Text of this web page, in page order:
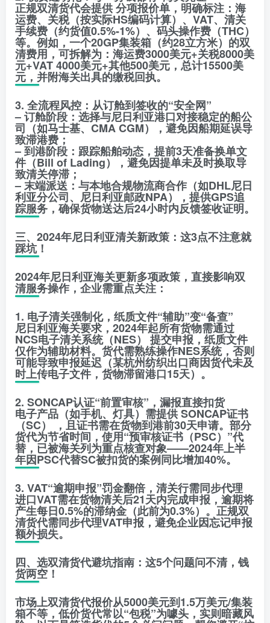
正规双清货代会提供 分项报价单，明确标注：海
运费、关税（按实际HS编码计算）、VAT、清关
手续费（约货值0.5%-1%）、码头操作费（THC）
等。例如，一个20GP集装箱（约28立方米）的双
清费用，可拆解为：海运费3000美元+关税8000美
元+VAT 4000美元+其他500美元，总计15500美
元，并附海关出具的缴税回执。
3. 全流程风控：从订舱到签收的“安全网”
– 订舱阶段：选择与尼日利亚港口对接稳定的船公
司（如马士基、CMA CGM），避免因船期延误导
致滞港费；
– 到港阶段：跟踪船舶动态，提前3天准备换单文
件（Bill of Lading），避免因提单未及时换取导
致清关停滞；
– 末端派送：与本地合规物流商合作（如DHL尼日
利亚分公司、尼日利亚邮政NPA），提供GPS追
踪服务，确保货物送达后24小时内反馈签收证明。
三、2024年尼日利亚清关新政策：这3点不注意就
踩坑！
2024年尼日利亚海关更新多项政策，直接影响双
清服务操作，企业需重点关注：
1. 电子清关强制化，纸质文件“辅助”变“备查”
尼日利亚海关要求，2024年起所有货物需通过
NCS电子清关系统（NES） 提交申报，纸质文件
仅作为辅助材料。货代需熟练操作NES系统，否则
可能导致申报延迟（某杭州纺织出口商因货代未及
时上传电子文件，货物滞留港口15天）。
2. SONCAP认证“前置审核”，漏报直接扣货
电子产品（如手机、灯具）需提供 SONCAP证书
（SC） ，且证书需在货物到港前30天申请。部分
货代为节省时间，使用“预审核证书（PSC）”代
替，已被海关列为重点核查对象——2024年上半
年因PSC代替SC被扣货的案例同比增加40%。
3. VAT“逾期申报”罚金翻倍，清关行需同步代理
进口VAT需在货物清关后21天内完成申报，逾期将
产生每日0.5%的滞纳金（此前为0.3%）。正规双
清货代需同步代理VAT申报，避免企业因忘记申报
额外损失。
四、选双清货代避坑指南：这5个问题问不清，钱
货两空！
市场上双清货代报价从5000美元到1.5万美元/集装
箱不等，低价货代常以“包税”为噱头，实则暗藏风